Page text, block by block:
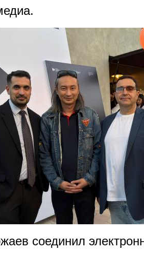
соединил